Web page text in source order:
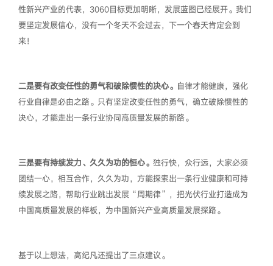
性新兴产业的代表，3060目标更加明晰，发展蓝图已经展开。我们
要坚定发展信心，没有一个冬天不会过去，下一个春天肯定会到
来！
二是要有改变任性的勇气和破除惯性的决心。 自律才能健康，强化
行业自律是必由之路。只有坚定改变任性的勇气，确立破除惯性的
决心，才能走出一条行业协同高质量发展的新路。
三是要有持续发力、久久为功的恒心。 独行快，众行远，大家必须
团结一心，相互合作，久久为功，方能探索出一条行业健康和可持
续发展之路，帮助行业跳出发展“周期律”，把光伏行业打造成为
中国高质量发展的样板，为中国新兴产业高质量发展探路。
基于以上想法，高纪凡还提出了三点建议。